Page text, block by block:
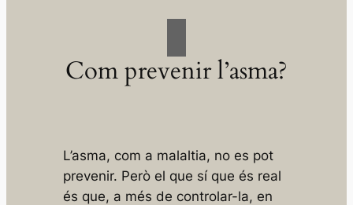
Com prevenir l’asma?
L’asma, com a malaltia, no es pot
prevenir. Però el que sí que és real
és que, a més de controlar-la, en